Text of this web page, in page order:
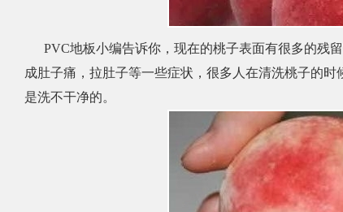
PVC地板小编告诉你，现在的桃子表面有很多的残
成肚子痛，拉肚子等一些症状，很多人在清洗桃子的
是洗不干净的。